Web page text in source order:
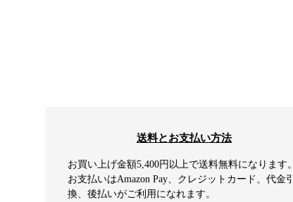
送料とお支払い方法
お買い上げ金額5,400円以上で送料無料になります。
お支払いはAmazon Pay、クレジットカード、代金引
換、後払いがご利用になれます。